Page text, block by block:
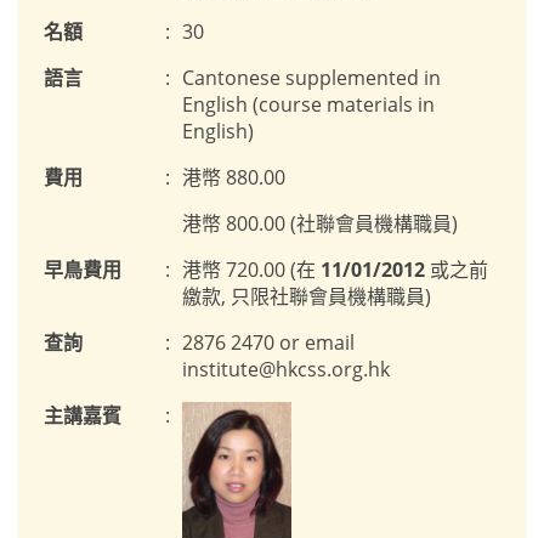
名額
: 30
語言
: Cantonese supplemented in
English (course materials in
English)
費用
: 港幣 880.00
港幣 800.00 (社聯會員機構職員)
早鳥費用
: 港幣 720.00 (在 11/01/2012 或之前
繳款, 只限社聯會員機構職員)
查詢
: 2876 2470 or email
institute@hkcss.org.hk
主講嘉賓
: